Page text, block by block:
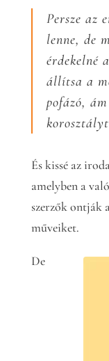
Persze az
lenne, de
érdekelné
állítsa a
pofázó,
És kissé az
amelyben a
szerzők ontják
műveiket.
De